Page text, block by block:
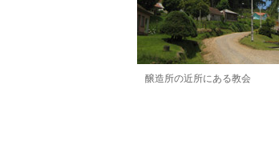
醸造所の近所にある教会